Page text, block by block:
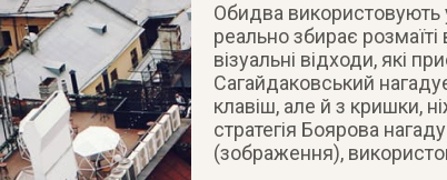
Обидва використовують
реально збирає
візуальні відходи, які
Сагайдаковський
клавіш, але й з кришки,
стратегія Боярова
(зображення),